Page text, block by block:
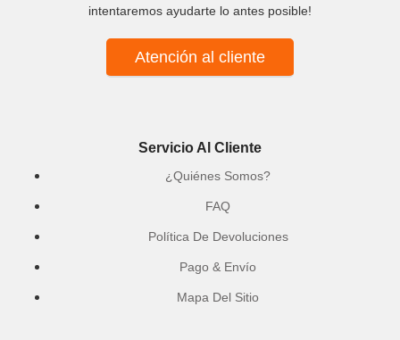
intentaremos ayudarte lo antes posible!
Atención al cliente
Servicio Al Cliente
¿Quiénes Somos?
FAQ
Política De Devoluciones
Pago & Envío
Mapa Del Sitio